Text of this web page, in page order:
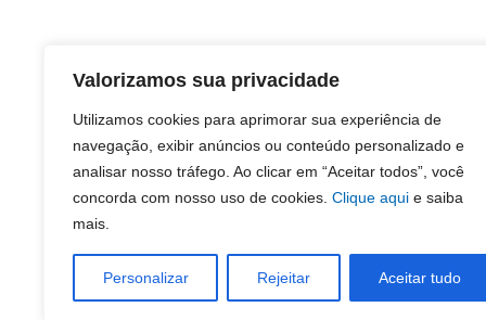
Valorizamos sua privacidade
Utilizamos cookies para aprimorar sua experiência de
navegação, exibir anúncios ou conteúdo personalizado e
analisar nosso tráfego. Ao clicar em “Aceitar todos”, você
concorda com nosso uso de cookies. Clique aqui e saiba
mais.
Personalizar Rejeitar Aceitar tudo